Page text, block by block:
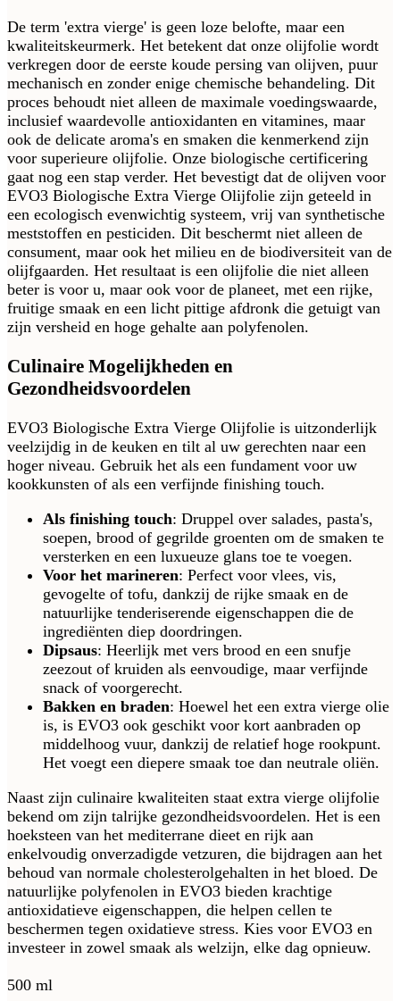
De term 'extra vierge' is geen loze belofte, maar een
kwaliteitskeurmerk. Het betekent dat onze olijfolie wordt
verkregen door de eerste koude persing van olijven, puur
mechanisch en zonder enige chemische behandeling. Dit
proces behoudt niet alleen de maximale voedingswaarde,
inclusief waardevolle antioxidanten en vitamines, maar
ook de delicate aroma's en smaken die kenmerkend zijn
voor superieure olijfolie. Onze biologische certificering
gaat nog een stap verder. Het bevestigt dat de olijven voor
EVO3 Biologische Extra Vierge Olijfolie zijn geteeld in
een ecologisch evenwichtig systeem, vrij van synthetische
meststoffen en pesticiden. Dit beschermt niet alleen de
consument, maar ook het milieu en de biodiversiteit van de
olijfgaarden. Het resultaat is een olijfolie die niet alleen
beter is voor u, maar ook voor de planeet, met een rijke,
fruitige smaak en een licht pittige afdronk die getuigt van
zijn versheid en hoge gehalte aan polyfenolen.
Culinaire Mogelijkheden en
Gezondheidsvoordelen
EVO3 Biologische Extra Vierge Olijfolie is uitzonderlijk
veelzijdig in de keuken en tilt al uw gerechten naar een
hoger niveau. Gebruik het als een fundament voor uw
kookkunsten of als een verfijnde finishing touch.
Als finishing touch: Druppel over salades, pasta's,
soepen, brood of gegrilde groenten om de smaken te
versterken en een luxueuze glans toe te voegen.
Voor het marineren: Perfect voor vlees, vis,
gevogelte of tofu, dankzij de rijke smaak en de
natuurlijke tenderiserende eigenschappen die de
ingrediënten diep doordringen.
Dipsaus: Heerlijk met vers brood en een snufje
zeezout of kruiden als eenvoudige, maar verfijnde
snack of voorgerecht.
Bakken en braden: Hoewel het een extra vierge olie
is, is EVO3 ook geschikt voor kort aanbraden op
middelhoog vuur, dankzij de relatief hoge rookpunt.
Het voegt een diepere smaak toe dan neutrale oliën.
Naast zijn culinaire kwaliteiten staat extra vierge olijfolie
bekend om zijn talrijke gezondheidsvoordelen. Het is een
hoeksteen van het mediterrane dieet en rijk aan
enkelvoudig onverzadigde vetzuren, die bijdragen aan het
behoud van normale cholesterolgehalten in het bloed. De
natuurlijke polyfenolen in EVO3 bieden krachtige
antioxidatieve eigenschappen, die helpen cellen te
beschermen tegen oxidatieve stress. Kies voor EVO3 en
investeer in zowel smaak als welzijn, elke dag opnieuw.
500 ml